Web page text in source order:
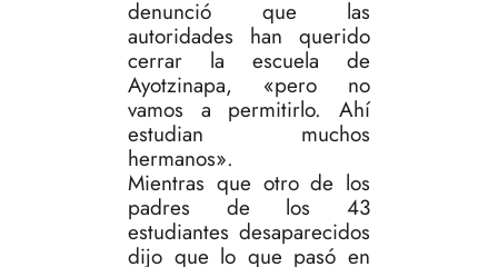
denunció que las
autoridades han querido
cerrar la escuela de
Ayotzinapa, «pero no
vamos a permitirlo. Ahí
estudian muchos
hermanos».
Mientras que otro de los
padres de los 43
estudiantes desaparecidos
dijo que lo que pasó en